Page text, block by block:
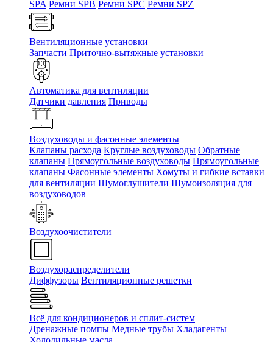
SPA Ремни SPB Ремни SPC Ремни SPZ
Вентиляционные установки
Запчасти Приточно-вытяжные установки
Автоматика для вентиляции
Датчики давления Приводы
Воздуховоды и фасонные элементы
Клапаны расхода Круглые воздуховоды Обратные
клапаны Прямоугольные воздуховоды Прямоугольные
клапаны Фасонные элементы Хомуты и гибкие вставки
для вентиляции Шумоглушители Шумоизоляция для
воздуховодов
Воздухоочистители
Воздухораспределители
Диффузоры Вентиляционные решетки
Всё для кондиционеров и сплит-систем
Дренажные помпы Медные трубы Хладагенты
Холодильные масла